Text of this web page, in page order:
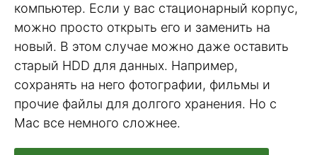
компьютер. Если у вас стационарный корпус,
можно просто открыть его и заменить на
новый. В этом случае можно даже оставить
старый HDD для данных. Например,
сохранять на него фотографии, фильмы и
прочие файлы для долгого хранения. Но с
Mac все немного сложнее.